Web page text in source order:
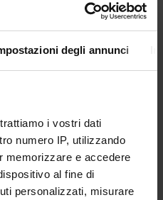
degli annunci
trattiamo i vostri dati
numero IP, utilizzando
memorizzare e accedere
al fine di
personalizzati, misurare
e
delle
-
GIUR-06/A